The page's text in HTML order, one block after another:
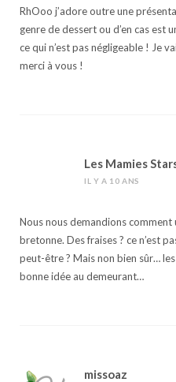
RhOoo j’adore outre une
genre de dessert ou d’en cas est
ce qui n’est pas négligeable ! Je
merci à vous !
Les Mamies
IL Y A 10 ANS
Nous nous demandions
bretonne. Des fraises ? ce n’est
peut-être ? Mais non bien sûr…
bonne idée au demeurant…
missoaz